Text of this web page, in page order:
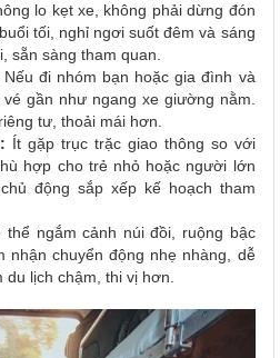
lo kẹt xe, không phải dừng đón
tối, nghỉ ngơi suốt đêm và sáng
sẵn sàng tham quan.
Nếu đi nhóm bạn hoặc gia đình và
gần như ngang xe giường nằm.
tư, thoải mái hơn.
Ít gặp trục trặc giao thông so với
hợp cho trẻ nhỏ hoặc người lớn
động sắp xếp kế hoạch tham
thể ngắm cảnh núi đồi, ruộng bậc
nhận chuyển động nhẹ nhàng, dễ
lịch chậm, thi vị hơn.